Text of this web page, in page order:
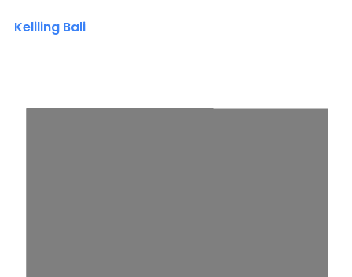
Keliling Bali